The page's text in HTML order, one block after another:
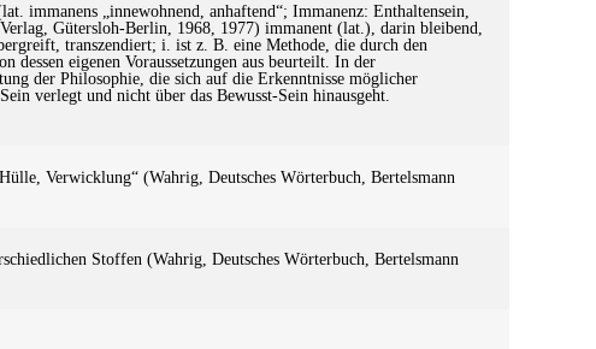
immanens „innewohnend, anhaftend“; Immanenz: Enthaltensein,
Gütersloh-Berlin, 1968, 1977) immanent (lat.), darin bleibend,
transzendiert; i. ist z. B. eine Methode, die durch den
dessen eigenen Voraussetzungen aus beurteilt. In der
der Philosophie, die sich auf die Erkenntnisse möglicher
verlegt und nicht über das Bewusst-Sein hinausgeht.
Verwicklung“ (Wahrig, Deutsches Wörterbuch, Bertelsmann
Stoffen (Wahrig, Deutsches Wörterbuch, Bertelsmann